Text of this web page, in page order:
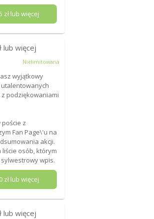
zł lub więcej
lub więcej
Nielimitowana
wyjątkowy
z podziękowaniami
z
Fan Page\'u na
akcji.
osób, którym
wpis.
zł lub więcej
lub więcej